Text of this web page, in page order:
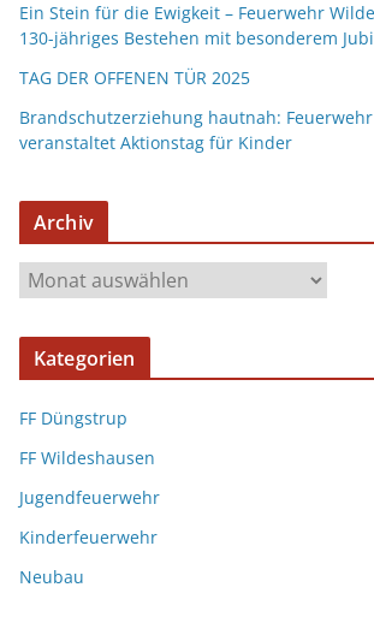
Ein Stein für die Ewigkeit – Feuerwehr
130-jähriges Bestehen mit besonderem
TAG DER OFFENEN TÜR 2025
Brandschutzerziehung hautnah:
veranstaltet Aktionstag für Kinder
Archiv
Kategorien
FF Düngstrup
FF Wildeshausen
Jugendfeuerwehr
Kinderfeuerwehr
Neubau